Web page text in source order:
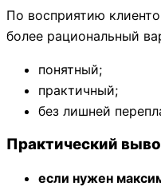
По восприятию
более рациональный
понятный;
практичный;
без лишней
Практический
если нужен